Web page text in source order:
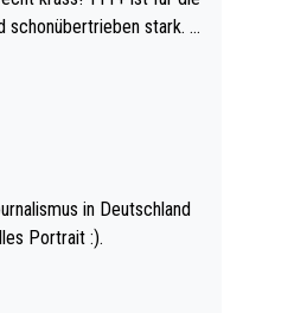
stark. U
in Deutschland
Portrait :).